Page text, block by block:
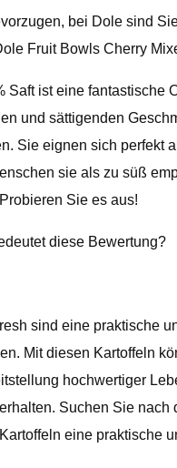
bei Dole sind
Fruit Bowls Cherry
Saft ist eine
und sättigenden
Sie eignen sich perfekt
sie als zu süß
Sie es aus!
diese Bewertung?
sind eine praktische
Mit diesen Kartoffeln
hochwertiger
Suchen Sie
eine praktische